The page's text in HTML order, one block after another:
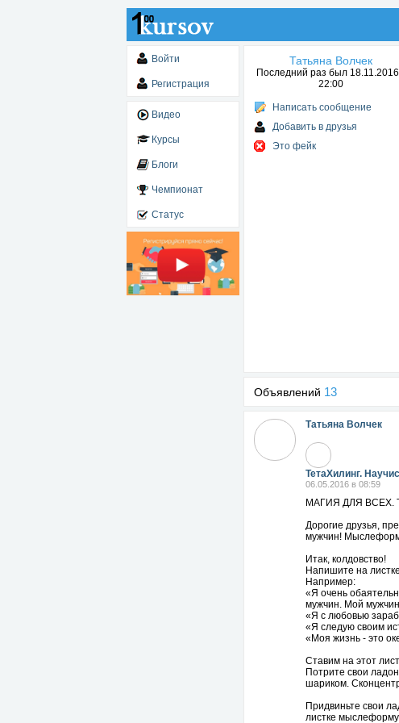
Войти
Регистрация
Видео
Курсы
Блоги
Чемпионат
Статус
Татьяна Волчек
Последний раз был
22:00
Написать сообщение
Добавить в друзья
Это фейк
Объявлений 13
Татьяна Волчек
ТетаХилинг.
06.05.2016 в 08:59
МАГИЯ ДЛЯ ВСЕХ.
Дорогие друзья,
мужчин!
Итак, колдовство!
Напишите на
Например:
«Я очень
мужчин. Мой
«Я с любовью
«Я следую своим
«Моя жизнь - это
Ставим на этот
Потрите свои
шариком.
Придвиньте свои
листке